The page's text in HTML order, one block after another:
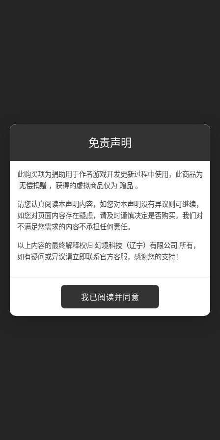
免责声明
此购买项为捐助用于作者游戏开发更新过程中使用，此商品为
无偿捐赠 ，获得的虚拟商品仅为 赠品 。
请您认真阅读本声明内容，如您对本声明没有异议则可继续，
如您对页面内容存在疑虑，请及时谨慎决定是否购买，我们对
不满足您需求的内容不承担任何责任。
以上内容的最终解释权归 幻境科技（辽宁）有限公司 所有，
如有疑问或异议请立即联系官方客服，感谢您的支持！
我已阅读并同意